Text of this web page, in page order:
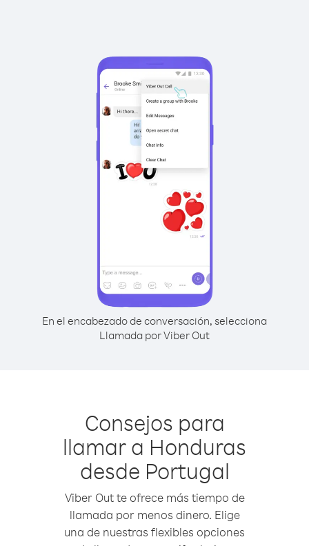
En el encabezado de conversación, selecciona
Llamada por Viber Out
Consejos para
llamar a Honduras
desde Portugal
Viber Out te ofrece más tiempo de
llamada por menos dinero. Elige
una de nuestras flexibles opciones